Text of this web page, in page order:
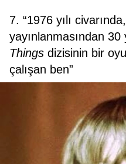
7. “1976 yılı
yayınlanmasından 30
Things dizisinin bir
çalışan ben”